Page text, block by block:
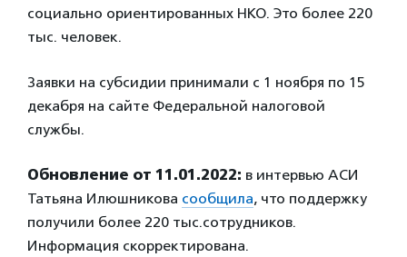
социально ориентированных НКО. Это более 220
тыс. человек.
Заявки на субсидии принимали с 1 ноября по 15
декабря на сайте Федеральной налоговой
службы.
Обновление от 11.01.2022: в интервью АСИ
Татьяна Илюшникова сообщила, что поддержку
получили более 220 тыс.сотрудников.
Информация скорректирована.